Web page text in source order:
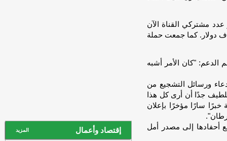
وتجاوز عدد مشتركي القناة الآن
فيما تراوحت التبرعات من دولار واحد إلى 5 آلاف دولار. كما جمعت حملة
"كان الأمر أشبه
ورسائل التشجيع من
جدًا أن أرى كل هذا
سارًا مؤخرًا بإعلان
إلى مصدر أمل
«منجماً لنهب المال العام»-اخبار ليبيا الان
21:27
مشاهدة بث مباشر مباراة
إقتصاد وأعمال المزيد